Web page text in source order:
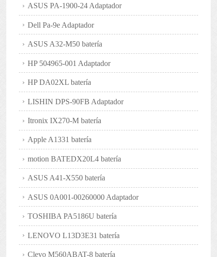
ASUS PA-1900-24 Adaptador
Dell Pa-9e Adaptador
ASUS A32-M50 batería
HP 504965-001 Adaptador
HP DA02XL batería
LISHIN DPS-90FB Adaptador
Itronix IX270-M batería
Apple A1331 batería
motion BATEDX20L4 batería
ASUS A41-X550 batería
ASUS 0A001-00260000 Adaptador
TOSHIBA PA5186U batería
LENOVO L13D3E31 batería
Clevo M560ABAT-8 batería